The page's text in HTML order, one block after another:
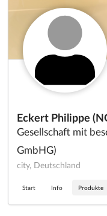
Eckert Philippe
Gesellschaft mit
GmbHG)
city, Deutschland
Start Info Produkte